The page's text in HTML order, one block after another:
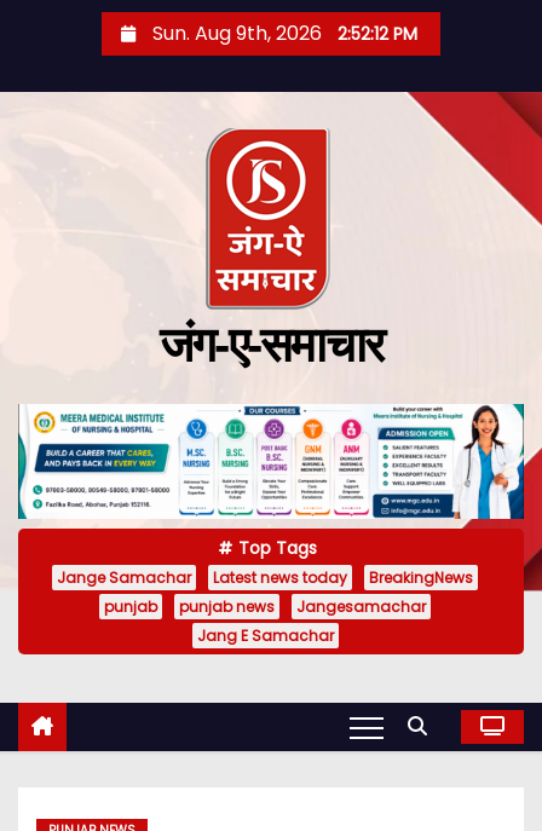
Sun. Aug 9th, 2026 2:52:13 PM
जंग-ए-समाचार
Top Tags
Jange Samachar Latest news today
BreakingNews
punjab
punjab news
Jangesamachar
Jang E Samachar